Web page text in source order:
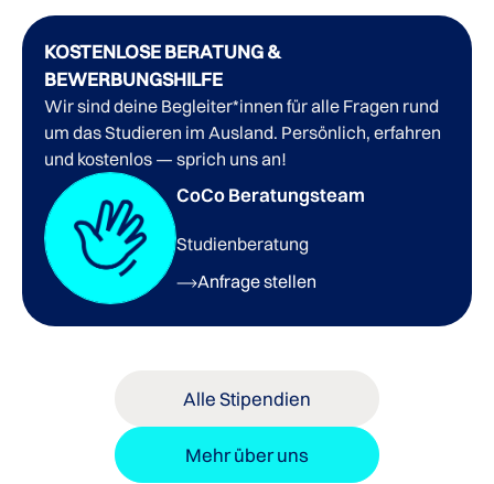
KOSTENLOSE BERATUNG &
BEWERBUNGSHILFE
Wir sind deine Begleiter*innen für alle Fragen rund
um das Studieren im Ausland. Persönlich, erfahren
und kostenlos — sprich uns an!
CoCo Beratungsteam
Studienberatung
Anfrage stellen
Alle Stipendien
Mehr über uns